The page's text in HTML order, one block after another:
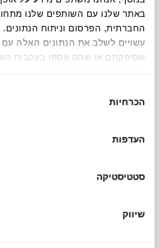
באתר שלנו עם השותפים שלנו
החברתית, הפרסום וניתוח הנתונים.
עשויים לשלב את הנתונים האלה
שסיפקתם או שהם אספו בעקבות
הסכמה
הכרחיות
העדפות
סטטיסטיקה
שיווק
צבעים
בגדלים וצבעים שונים. המעצב
ניכרת ההשפעה בעיצוב הכלים
לעיצוב המודרני היום. הכלים
כלים לאיבזור מרכז שולחן או